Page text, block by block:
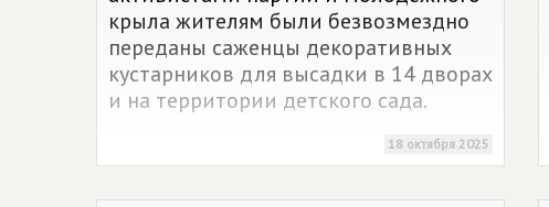
крыла жителям были безвозмездно
переданы саженцы декоративных
кустарников для высадки в 14 дворах
и на территории детского сада.
18 октября 2025